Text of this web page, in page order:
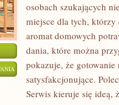
CIASTA
CIASTECZKA
osobach szukających
miejsce dla tych, którzy
aromat domowych
dania, które można
pokazuje, że gotowanie
satysfakcjonujące.
Serwis kieruje się ideą,